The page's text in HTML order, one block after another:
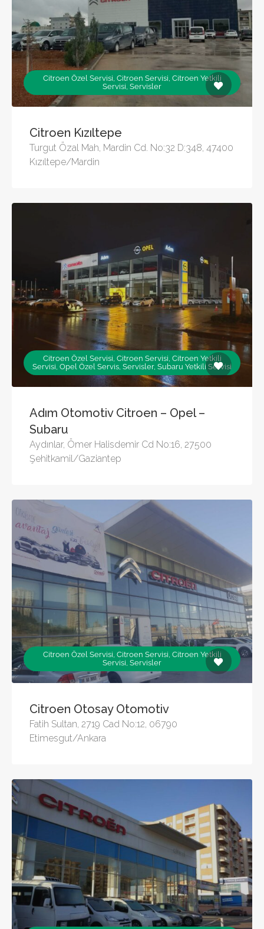
Citroen Özel Servisi, Citroen Servisi, Citroen Yetkili
Servisi, Servisler
Citroen Kızıltepe
Turgut Özal Mah, Mardin Cd. No:32 D:348, 47400
Kızıltepe/Mardin
Citroen Özel Servisi, Citroen Servisi, Citroen Yetkili
Servisi, Opel Özel Servis, Servisler, Subaru Yetkili Servisi
Adım Otomotiv Citroen – Opel –
Subaru
Aydınlar, Ömer Halisdemir Cd No:16, 27500
Şehitkamil/Gaziantep
Citroen Özel Servisi, Citroen Servisi, Citroen Yetkili
Servisi, Servisler
Citroen Otosay Otomotiv
Fatih Sultan, 2719 Cad No:12, 06790
Etimesgut/Ankara